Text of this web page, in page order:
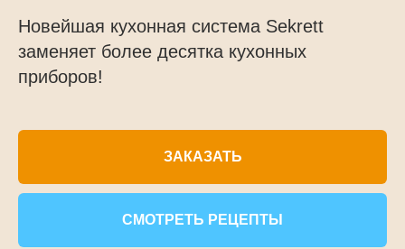
Новейшая кухонная система Sekrett
заменяет более десятка кухонных
приборов!
ЗАКАЗАТЬ
СМОТРЕТЬ РЕЦЕПТЫ